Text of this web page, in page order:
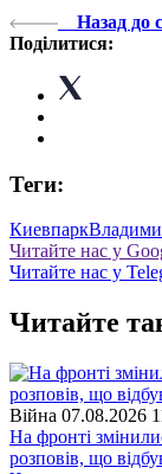
Назад до
Поділитися:
Теги:
Киевпарк
Читайте нас у
Читайте нас у
Читайте
Війна 07.08.2026
На фронті
розповів, що